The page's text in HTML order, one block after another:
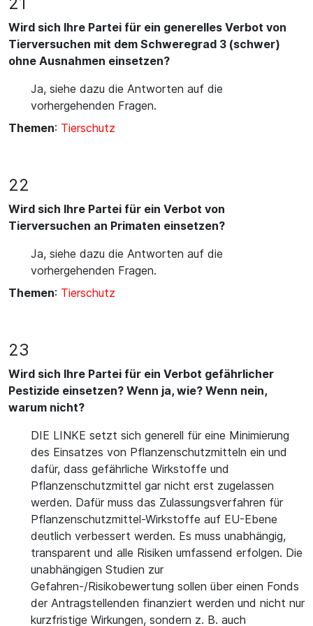
Wird sich Ihre Partei für ein generelles Verbot von
Tierversuchen mit dem Schweregrad 3 (schwer)
ohne Ausnahmen einsetzen?
Ja, siehe dazu die Antworten auf die
vorhergehenden Fragen.
Themen: Tierschutz
22
Wird sich Ihre Partei für ein Verbot von
Tierversuchen an Primaten einsetzen?
Ja, siehe dazu die Antworten auf die
vorhergehenden Fragen.
Themen: Tierschutz
23
Wird sich Ihre Partei für ein Verbot gefährlicher
Pestizide einsetzen? Wenn ja, wie? Wenn nein,
warum nicht?
DIE LINKE setzt sich generell für eine Minimierung
des Einsatzes von Pflanzenschutzmitteln ein und
dafür, dass gefährliche Wirkstoffe und
Pflanzenschutzmittel gar nicht erst zugelassen
werden. Dafür muss das Zulassungsverfahren für
Pflanzenschutzmittel-Wirkstoffe auf EU-Ebene
deutlich verbessert werden. Es muss unabhängig,
transparent und alle Risiken umfassend erfolgen. Die
unabhängigen Studien zur
Gefahren-/Risikobewertung sollen über einen Fonds
der Antragstellenden finanziert werden und nicht nur
kurzfristige Wirkungen, sondern z. B. auch